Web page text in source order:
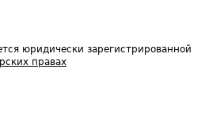
юридически зарегистрированной
правах